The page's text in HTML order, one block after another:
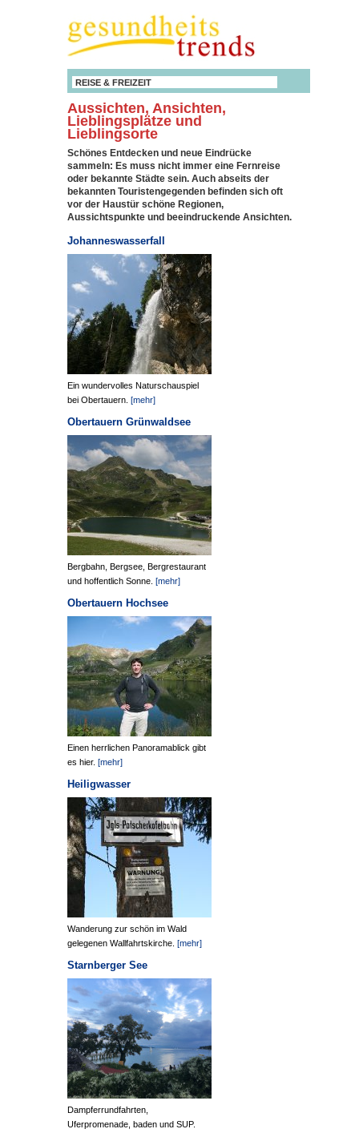
REISE & FREIZEIT
Aussichten, Ansichten,
Lieblingsplätze und
Lieblingsorte
Schönes Entdecken und neue Eindrücke
sammeln: Es muss nicht immer eine Fernreise
oder bekannte Städte sein. Auch abseits der
bekannten Touristengegenden befinden sich oft
vor der Haustür schöne Regionen,
Aussichtspunkte und beeindruckende Ansichten.
Johanneswasserfall
Ein wundervolles Naturschauspiel
bei Obertauern. [mehr]
Obertauern Grünwaldsee
Bergbahn, Bergsee, Bergrestaurant
und hoffentlich Sonne. [mehr]
Obertauern Hochsee
Einen herrlichen Panoramablick gibt
es hier. [mehr]
Heiligwasser
Wanderung zur schön im Wald
gelegenen Wallfahrtskirche. [mehr]
Starnberger See
Dampferrundfahrten,
Uferpromenade, baden und SUP.